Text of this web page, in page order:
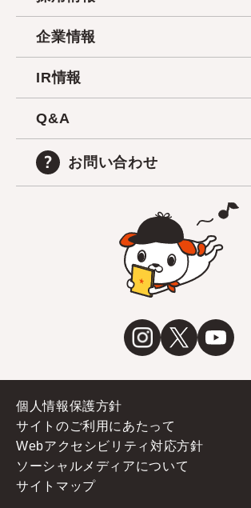
企業情報
IR情報
Q&A
お問い合わせ
個人情報保護方針
サイトのご利用にあたって
Webアクセシビリティ対応方針
ソーシャルメディアについて
サイトマップ